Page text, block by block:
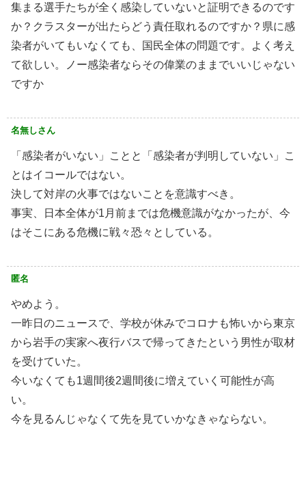
集まる選手たちが全く感染していないと証明できるのです
か？クラスターが出たらどう責任取れるのですか？県に感
染者がいてもいなくても、国民全体の問題です。よく考え
て欲しい。ノー感染者ならその偉業のままでいいじゃない
ですか
名無しさん
「感染者がいない」ことと「感染者が判明していない」こ
とはイコールではない。
決して対岸の火事ではないことを意識すべき。
事実、日本全体が1月前までは危機意識がなかったが、今
はそこにある危機に戦々恐々としている。
匿名
やめよう。
一昨日のニュースで、学校が休みでコロナも怖いから東京
から岩手の実家へ夜行バスで帰ってきたという男性が取材
を受けていた。
今いなくても1週間後2週間後に増えていく可能性が高
い。
今を見るんじゃなくて先を見ていかなきゃならない。